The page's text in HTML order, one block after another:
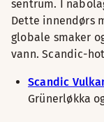
sentrum. I
Dette innendørs
globale smaker
vann. Scandic-
Scandic
Grünerløkka